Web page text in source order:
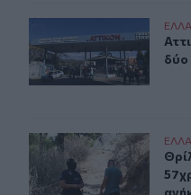
Αττικόν: Εκτός
δύο
Θρίλερ στον